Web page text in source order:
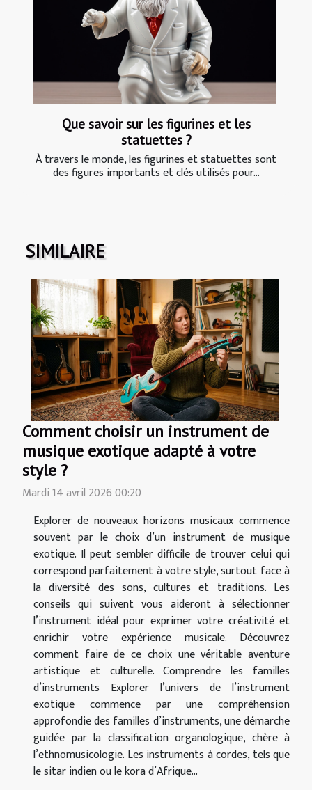
Que savoir sur les figurines et les
statuettes ?
À travers le monde, les figurines et statuettes sont
des figures importants et clés utilisés pour...
SIMILAIRE
Comment choisir un instrument de
musique exotique adapté à votre
style ?
Mardi 14 avril 2026 00:20
Explorer de nouveaux horizons musicaux commence
souvent par le choix d’un instrument de musique
exotique. Il peut sembler difficile de trouver celui qui
correspond parfaitement à votre style, surtout face à
la diversité des sons, cultures et traditions. Les
conseils qui suivent vous aideront à sélectionner
l’instrument idéal pour exprimer votre créativité et
enrichir votre expérience musicale. Découvrez
comment faire de ce choix une véritable aventure
artistique et culturelle. Comprendre les familles
d’instruments Explorer l’univers de l’instrument
exotique commence par une compréhension
approfondie des familles d’instruments, une démarche
guidée par la classification organologique, chère à
l’ethnomusicologie. Les instruments à cordes, tels que
le sitar indien ou le kora d’Afrique...